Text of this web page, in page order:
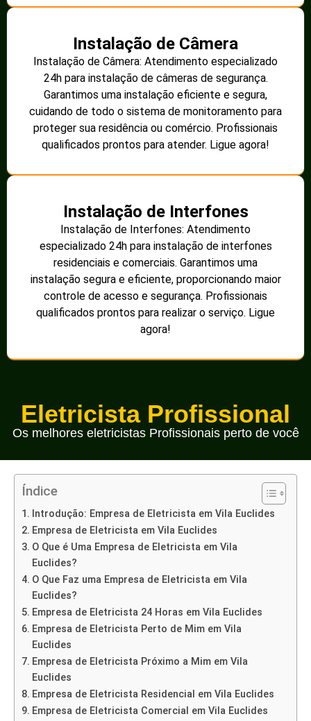
Instalação de Câmera
Instalação de Câmera: Atendimento especializado
24h para instalação de câmeras de segurança.
Garantimos uma instalação eficiente e segura,
cuidando de todo o sistema de monitoramento para
proteger sua residência ou comércio. Profissionais
qualificados prontos para atender. Ligue agora!
Instalação de Interfones
Instalação de Interfones: Atendimento
especializado 24h para instalação de interfones
residenciais e comerciais. Garantimos uma
instalação segura e eficiente, proporcionando maior
controle de acesso e segurança. Profissionais
qualificados prontos para realizar o serviço. Ligue
agora!
Eletricista Profissional
Os melhores eletricistas Profissionais perto de você
Índice
Introdução: Empresa de Eletricista em Vila Euclides
Empresa de Eletricista em Vila Euclides
O Que é Uma Empresa de Eletricista em Vila
Euclides?
O Que Faz uma Empresa de Eletricista em Vila
Euclides?
Empresa de Eletricista 24 Horas em Vila Euclides
Empresa de Eletricista Perto de Mim em Vila
Euclides
Empresa de Eletricista Próximo a Mim em Vila
Euclides
Empresa de Eletricista Residencial em Vila Euclides
Empresa de Eletricista Comercial em Vila Euclides